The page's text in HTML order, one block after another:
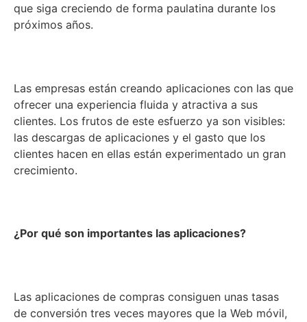
que siga creciendo de forma paulatina durante los
próximos años.
Las empresas están creando aplicaciones con las que
ofrecer una experiencia fluida y atractiva a sus
clientes. Los frutos de este esfuerzo ya son visibles:
las descargas de aplicaciones y el gasto que los
clientes hacen en ellas están experimentado un gran
crecimiento.
¿Por qué son importantes las aplicaciones?
Las aplicaciones de compras consiguen unas tasas
de conversión tres veces mayores que la Web móvil,